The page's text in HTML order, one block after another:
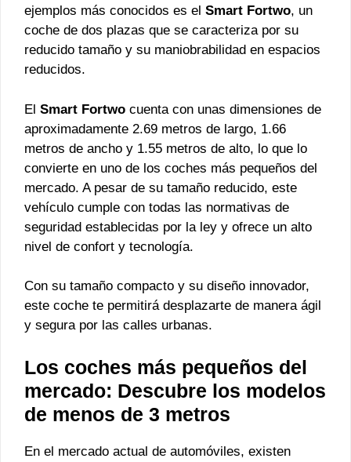
ejemplos más conocidos es el Smart Fortwo, un
coche de dos plazas que se caracteriza por su
reducido tamaño y su maniobrabilidad en espacios
reducidos.
El Smart Fortwo cuenta con unas dimensiones de
aproximadamente 2.69 metros de largo, 1.66
metros de ancho y 1.55 metros de alto, lo que lo
convierte en uno de los coches más pequeños del
mercado. A pesar de su tamaño reducido, este
vehículo cumple con todas las normativas de
seguridad establecidas por la ley y ofrece un alto
nivel de confort y tecnología.
Con su tamaño compacto y su diseño innovador,
este coche te permitirá desplazarte de manera ágil
y segura por las calles urbanas.
Los coches más pequeños del
mercado: Descubre los modelos
de menos de 3 metros
En el mercado actual de automóviles, existen